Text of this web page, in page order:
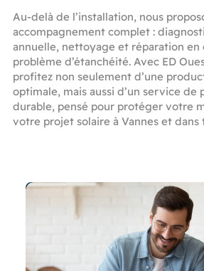
Au-delà de l’installation, nous
accompagnement complet :
annuelle, nettoyage et réparation en
problème d’étanchéité. Avec ED
profitez non seulement d’une
optimale, mais aussi d’un service
durable, pensé pour protéger votre
votre projet solaire à Vannes et